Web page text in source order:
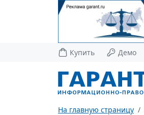
Купить Демо
На главную страницу